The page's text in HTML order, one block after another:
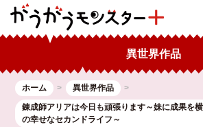
異世界作品
ホーム
異世界作品
錬成師アリアは今日も頑張ります～妹に成果を
の幸せなセカンドライフ～